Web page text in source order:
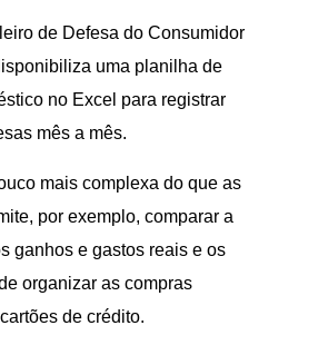
de Defesa do Consumidor
uma planilha de
no Excel para registrar
mês a mês.
mais complexa do que as
por exemplo, comparar a
ganhos e gastos reais e os
organizar as compras
de crédito.